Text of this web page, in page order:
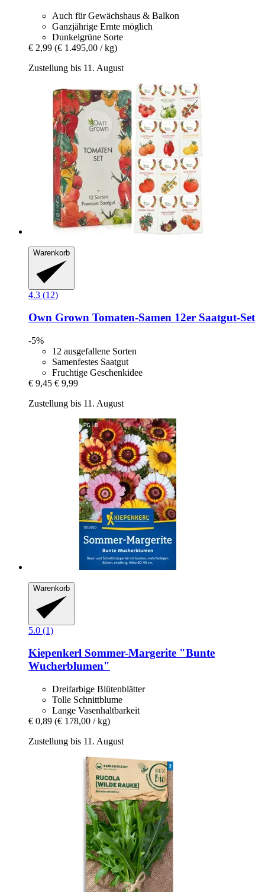
Auch für Gewächshaus & Balkon
Ganzjährige Ernte möglich
Dunkelgrüne Sorte
€ 2,99 (€ 1.495,00 / kg)
Zustellung bis 11. August
Warenkorb
4.3 (12)
Own Grown Tomaten-​Samen 12er Saatgut-​Set
-5%
12 ausgefallene Sorten
Samenfestes Saatgut
Fruchtige Geschenkidee
€ 9,45 € 9,99
Zustellung bis 11. August
Warenkorb
5.0 (1)
Kiepenkerl Sommer-​Margerite "Bunte
Wucherblumen"
Dreifarbige Blütenblätter
Tolle Schnittblume
Lange Vasenhaltbarkeit
€ 0,89 (€ 178,00 / kg)
Zustellung bis 11. August